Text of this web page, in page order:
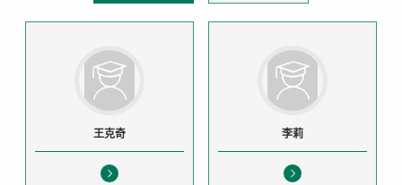
王克奇 李莉